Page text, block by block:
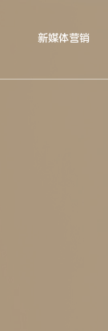
新媒体营销